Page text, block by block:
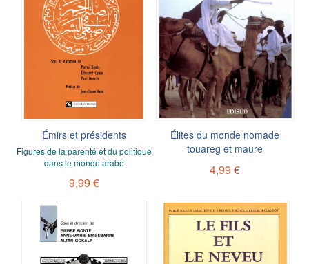
Émirs et présidents
Figures de la parenté et du politique
dans le monde arabe
9,99 €
Élites du monde nomade
touareg et maure
4,99 €